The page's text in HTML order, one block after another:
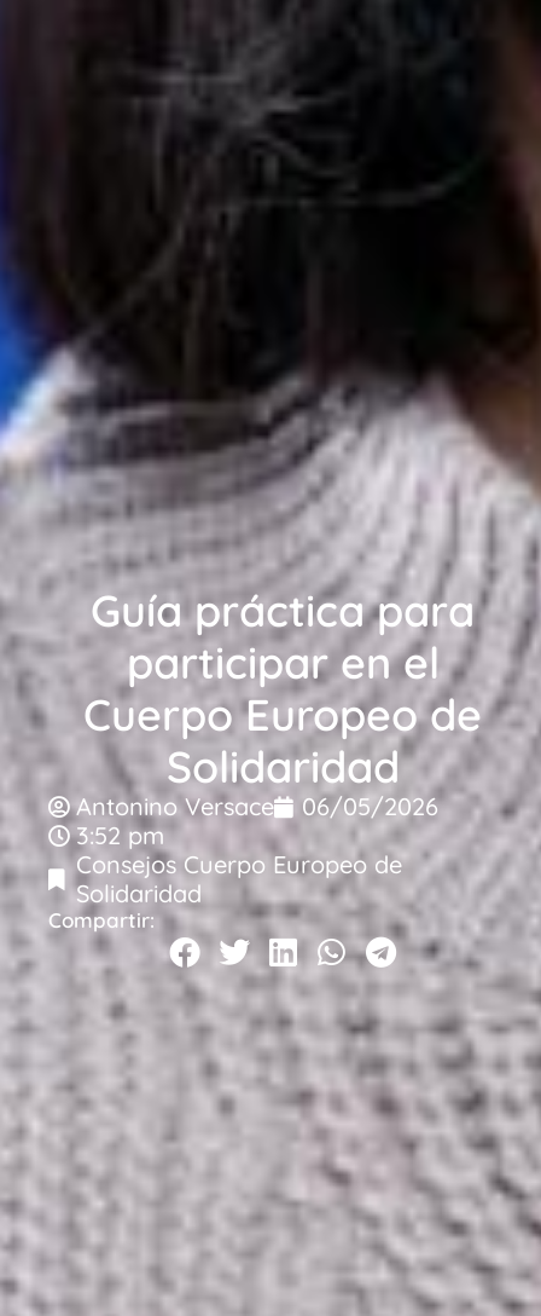
Guía práctica para
participar en el
Cuerpo Europeo de
Solidaridad
Antonino Versace
06/05/2026
3:52 pm
Consejos Cuerpo Europeo de
Solidaridad
Compartir: